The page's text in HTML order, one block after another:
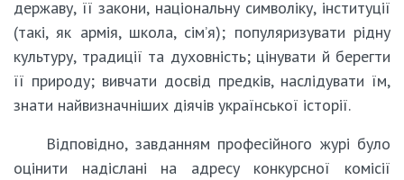
державу, її закони, національну символіку, інституції
(такі, як армія, школа, сім’я); популяризувати рідну
культуру, традиції та духовність; цінувати й берегти
її природу; вивчати досвід предків, наслідувати їм,
знати найвизначніших діячів української історії.
Відповідно, завданням професійного журі було
оцінити надіслані на адресу конкурсної комісії